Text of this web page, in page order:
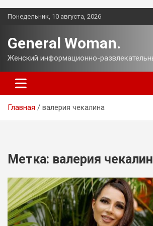
Перейти
Понедельник, 10 августа, 2026
General Woman.
Женский информационно-
Главная валерия чекалина
Метка: валерия